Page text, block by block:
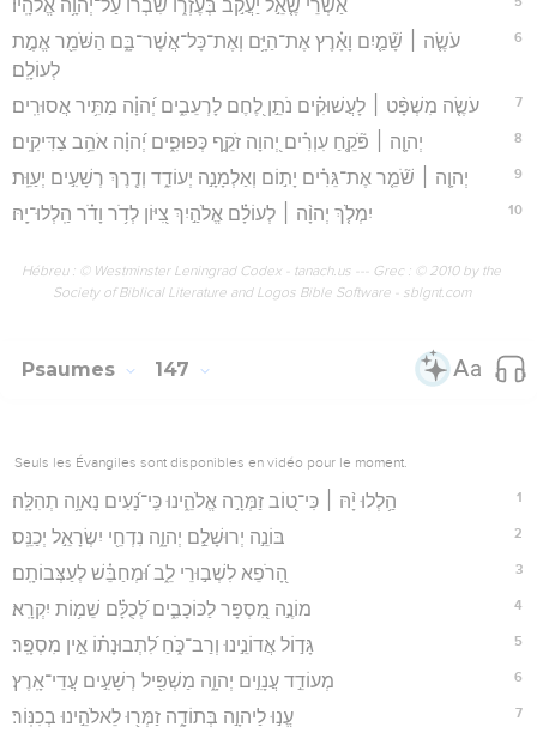
אַשְׁרֵ֗י שֶׁ֤אֵ֣ל יַעֲקֹ֣ב בְּעֶזְר֑וֹ שִׂ֝בְר֗וֹ עַל־יְהוָ֥ה אֱלֹהָֽיו׃
6
עֹשֶׂ֤ה ׀ שָׁ֘מַ֤יִם וָאָ֗רֶץ אֶת־הַיָּ֥ם וְאֶת־כָּל־אֲשֶׁר־בָּ֑ם הַשֹּׁמֵ֖ר אֱמֶ֣ת
לְעוֹלָֽם׃
7 עֹשֶׂ֤ה מִשְׁפָּ֨ט ׀ לָעֲשׁוּקִ֗ים נֹתֵ֣ן לֶ֭חֶם לָרְעֵבִ֑ים יְ֝הוָ֗ה מַתִּ֥יר אֲסוּרִֽים׃
8 יְהוָ֤ה ׀ פֹּ֘קֵ֤חַ עִוְרִ֗ים יְ֭הוָה זֹקֵ֣ף כְּפוּפִ֑ים יְ֝הוָ֗ה אֹהֵ֥ב צַדִּיקִֽים׃
9 יְהוָ֤ה ׀ שֹׁ֘מֵ֤ר אֶת־גֵּרִ֗ים יָת֣וֹם וְאַלְמָנָ֣ה יְעוֹדֵ֑ד וְדֶ֖רֶךְ רְשָׁעִ֣ים יְעַוֵּֽת׃
10 יִמְלֹ֤ךְ יְהוָ֨ה ׀ לְעוֹלָ֗ם אֱלֹהַ֣יִךְ צִ֭יּוֹן לְדֹ֥ר וָדֹ֗ר הַֽלְלוּ־יָֽהּ׃
Hébreu : © Westminster Leningrad Codex - tanach.us --- Grec : © 2010 by the
Society of Biblical Literature and Logos Bible Software - sblgnt.com
Psaumes 147
Seuls les Évangiles sont disponibles en vidéo pour le moment.
1 הַ֥לְלוּ יָ֨הּ ׀ כִּי־ט֭וֹב זַמְּרָ֣ה אֱלֹהֵ֑ינוּ כִּֽי־נָ֝עִים נָאוָ֥ה תְהִלָּֽה׃
2 בּוֹנֵ֣ה יְרוּשָׁלִַ֣ם יְהוָ֑ה נִדְחֵ֖י יִשְׂרָאֵ֣ל יְכַנֵּֽס׃
3 הָ֭רֹפֵא לִשְׁב֣וּרֵי לֵ֑ב וּ֝מְחַבֵּ֗שׁ לְעַצְּבוֹתָֽם׃
4 מוֹנֶ֣ה מִ֭סְפָּר לַכּוֹכָבִ֑ים לְ֝כֻלָּ֗ם שֵׁמ֥וֹת יִקְרָֽא׃
5 גָּד֣וֹל אֲדוֹנֵ֣ינוּ וְרַב־כֹּ֑חַ לִ֝תְבוּנָת֗וֹ אֵ֣ין מִסְפָּֽר׃
6 מְעוֹדֵ֣ד עֲנָוִ֣ים יְהוָ֑ה מַשְׁפִּ֖יל רְשָׁעִ֣ים עֲדֵי־אָֽרֶץ׃
7 עֱנ֣וּ לַיהוָ֣ה בְּתוֹדָ֑ה זַמְּר֖וּ לֵאלֹהֵ֣ינוּ בְכִנּֽוֹר׃